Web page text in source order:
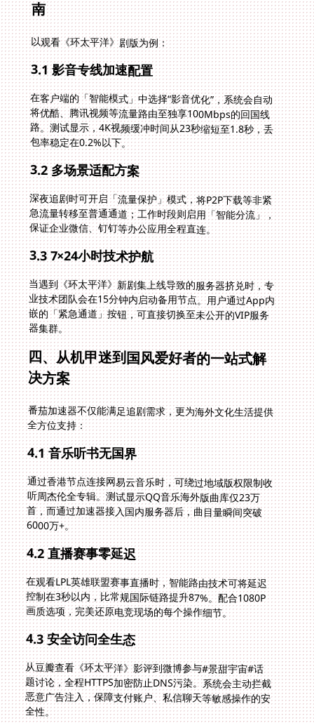
南
以观看《环太平洋》剧版为例：
3.1 影音专线加速配置
在客户端的「智能模式」中选择“影音优化”，系统会自动
将优酷、腾讯视频等流量路由至独享100Mbps的回国线
路。测试显示，4K视频缓冲时间从23秒缩短至1.8秒，丢
包率稳定在0.2%以下。
3.2 多场景适配方案
深夜追剧时可开启「流量保护」模式，将P2P下载等非紧
急流量转移至普通通道；工作时段则启用「智能分流」，
保证企业微信、钉钉等办公应用全程直连。
3.3 7×24小时技术护航
当遇到《环太平洋》新剧集上线导致的服务器挤兑时，专
业技术团队会在15分钟内启动备用节点。用户通过App内
嵌的「紧急通道」按钮，可直接切换至未公开的VIP服务
器集群。
四、从机甲迷到国风爱好者的一站式解
决方案
番茄加速器不仅能满足追剧需求，更为海外文化生活提供
全方位支持：
4.1 音乐听书无国界
通过香港节点连接网易云音乐时，可绕过地域版权限制收
听周杰伦全专辑。测试显示QQ音乐海外版曲库仅23万
首，而通过加速器接入国内服务器后，曲目量瞬间突破
6000万+。
4.2 直播赛事零延迟
在观看LPL英雄联盟赛事直播时，智能路由技术可将延迟
控制在3秒以内，比常规国际链路提升87%。配合1080P
画质选项，完美还原电竞现场的每个操作细节。
4.3 安全访问全生态
从豆瓣查看《环太平洋》影评到微博参与#景甜宇宙#话
题讨论，全程HTTPS加密防止DNS污染。系统会主动拦截
恶意广告注入，保障支付账户、私信聊天等敏感操作的安
全性。